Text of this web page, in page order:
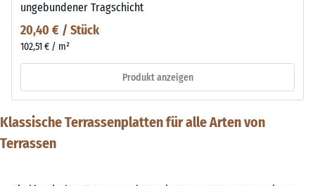
ungebundener Tragschicht
20,40 € / Stück
102,51 € / m²
Produkt anzeigen
Klassische Terrassenplatten für alle Arten von
Terrassen